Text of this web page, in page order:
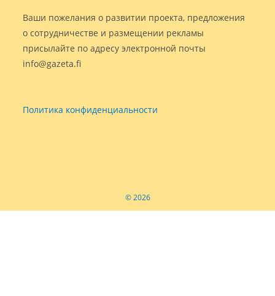
Ваши пожелания о развитии проекта, предложения
о сотрудничестве и размещении рекламы
присылайте по адресу электронной почты
info@gazeta.fi
Политика конфиденциальности
© 2026